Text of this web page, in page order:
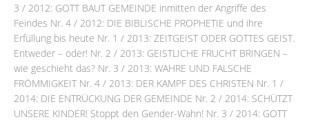
3 / 2012: GOTT BAUT GEMEINDE inmitten der Angriffe des
Feindes Nr. 4 / 2012: DIE BIBLISCHE PROPHETIE und ihre
Erfüllung bis heute Nr. 1 / 2013: ZEITGEIST ODER GOTTES GEIST.
Entweder – oder! Nr. 2 / 2013: GEISTLICHE FRUCHT BRINGEN –
wie geschieht das? Nr. 3 / 2013: WAHRE UND FALSCHE
FRÖMMIGKEIT Nr. 4 / 2013: DER KAMPF DES CHRISTEN Nr. 1 /
2014: DIE ENTRÜCKUNG DER GEMEINDE Nr. 2 / 2014: SCHÜTZT
UNSERE KINDER! Stoppt den Gender-Wahn! Nr. 3 / 2014: GOTT